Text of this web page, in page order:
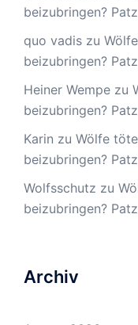
beizubringen?
quo vadis zu
beizubringen?
Heiner Wempe zu
beizubringen?
Karin zu Wölfe
beizubringen?
Wolfsschutz zu
beizubringen?
Archiv